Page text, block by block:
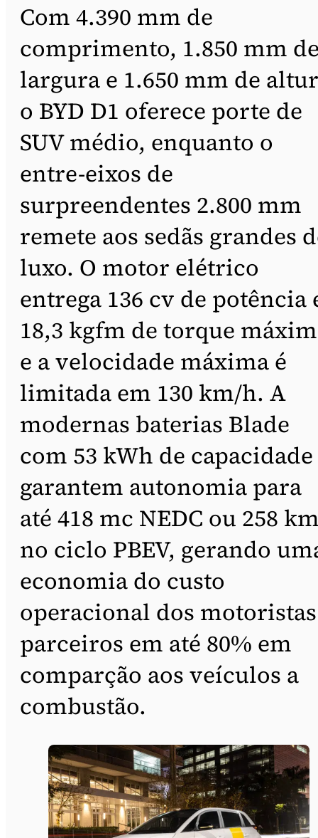
Com 4.390 mm de
comprimento, 1.850 mm
largura e 1.650 mm de
o BYD D1 oferece porte de
SUV médio, enquanto o
entre-eixos de
surpreendentes 2.800 mm
remete aos sedãs grandes
luxo. O motor elétrico
entrega 136 cv de potência
18,3 kgfm de torque
e a velocidade máxima é
limitada em 130 km/h. A
modernas baterias Blade
com 53 kWh de capacidade
garantem autonomia para
até 418 mc NEDC ou 258
no ciclo PBEV, gerando
economia do custo
operacional dos motoristas
parceiros em até 80% em
comparção aos veículos a
combustão.